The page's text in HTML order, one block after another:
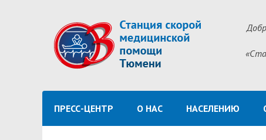
ПРЕСС-ЦЕНТР О НАС НАСЕЛЕНИЮ